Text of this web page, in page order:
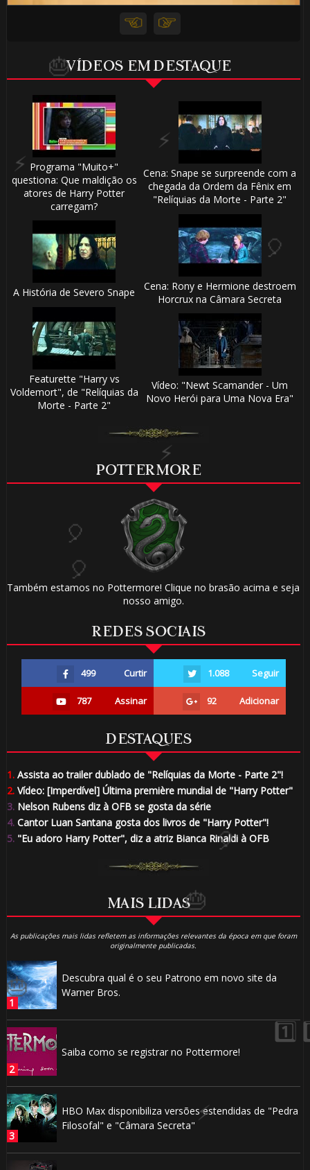
VÍDEOS EM DESTAQUE
Programa "Muito+"
questiona: Que maldição os
atores de Harry Potter
carregam?
Cena: Snape se surpreende com a
chegada da Ordem da Fênix em
"Relíquias da Morte - Parte 2"
A História de Severo Snape
Cena: Rony e Hermione destroem
Horcrux na Câmara Secreta
Featurette "Harry vs
Voldemort", de "Relíquias da
Morte - Parte 2"
Vídeo: "Newt Scamander - Um
Novo Herói para Uma Nova Era"
POTTERMORE
Também estamos no Pottermore! Clique no brasão acima e seja
nosso amigo.
REDES SOCIAIS
499 Curtir 1.088 Seguir
787 Assinar 92 Adicionar
DESTAQUES
1.Assista ao trailer dublado de "Relíquias da Morte - Parte 2"!
2.Vídeo: [Imperdível] Última première mundial de "Harry Potter"
3.Nelson Rubens diz à OFB se gosta da série
4.Cantor Luan Santana gosta dos livros de "Harry Potter"!
5."Eu adoro Harry Potter", diz a atriz Bianca Rinaldi à OFB
MAIS LIDAS
As publicações mais lidas refletem as informações relevantes da época em que foram
originalmente publicadas.
Descubra qual é o seu Patrono em novo site da
Warner Bros.
Saiba como se registrar no Pottermore!
HBO Max disponibiliza versões estendidas de "Pedra
Filosofal" e "Câmara Secreta"
⚡
🎂
🎂
1️⃣ 8️⃣
🎈
🎈